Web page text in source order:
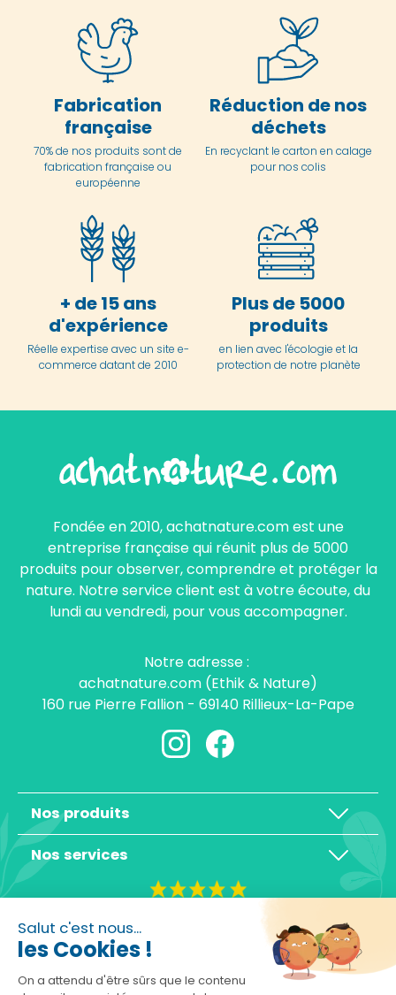
Salut c'est nous...
les Cookies !
On a attendu d'être sûrs que le contenu
Fabrication
française
70% de nos produits sont de
fabrication française ou
européenne
Réduction de nos
déchets
En recyclant le carton en calage
pour nos colis
+ de 15 ans
d'expérience
Réelle expertise avec un site e-
commerce datant de 2010
Plus de 5000
produits
en lien avec l'écologie et la
protection de notre planète
Fondée en 2010, achatnature.com est une
entreprise française qui réunit plus de 5000
produits pour observer, comprendre et protéger la
nature. Notre service client est à votre écoute, du
lundi au vendredi, pour vous accompagner.
Notre adresse :
achatnature.com (Ethik & Nature)
160 rue Pierre Fallion - 69140 Rillieux-La-Pape
Nos produits
Nos services